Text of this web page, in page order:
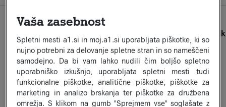
Gorenje kombinirani hladilnik
NRK619CAXL4
Na zalogi
Že od
2583€ ×24
ali 619,99 €
Informacijski list izdelka
Vaša zasebnost
Spletni mesti a1.si in moj.a1.si uporabljata piškotke, ki so
nujno potrebni za delovanje spletne stran in so nameščeni
samodejno. Da bi vam lahko nudili čim boljšo spletno
uporabniško izkušnjo, uporabljata spletni mesti tudi
funkcionalne piškotke, analitične piškotke, piškotke za
marketing in analizo brskanja ter piškotke za družbena
omrežja. S klikom na gumb "Sprejmem vse" soglašate z